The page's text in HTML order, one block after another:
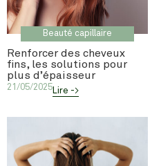
Beauté capillaire
Renforcer des cheveux
fins, les solutions pour
plus d’épaisseur
21/05/2025Lire ->